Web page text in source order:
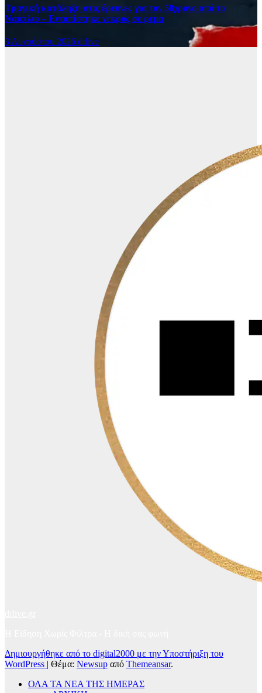
Τραγική κατάληξη στις έρευνες για τον 58χρονο από το
Ναύπλιο – Εντοπίστηκε νεκρός σε ρέμα
3 Αυγούστου 2026 drlive
Δημιουργήθηκε από το digital2000 με την Υποστήριξη του
WordPress | Θέμα: Newsup από Themeansar.
ΟΛΑ ΤΑ ΝΕΑ ΤΗΣ ΗΜΕΡΑΣ